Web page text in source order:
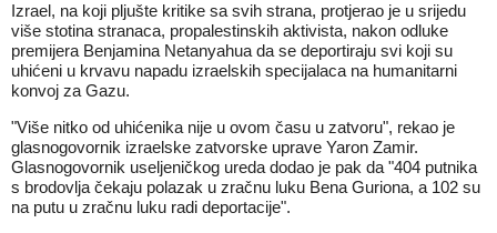
Izrael, na koji pljušte kritike sa svih strana, protjerao je u srijedu
više stotina stranaca, propalestinskih aktivista, nakon odluke
premijera Benjamina Netanyahua da se deportiraju svi koji su
uhićeni u krvavu napadu izraelskih specijalaca na humanitarni
konvoj za Gazu.
"Više nitko od uhićenika nije u ovom času u zatvoru", rekao je
glasnogovornik izraelske zatvorske uprave Yaron Zamir.
Glasnogovornik useljeničkog ureda dodao je pak da "404 putnika
s brodovlja čekaju polazak u zračnu luku Bena Guriona, a 102 su
na putu u zračnu luku radi deportacije".